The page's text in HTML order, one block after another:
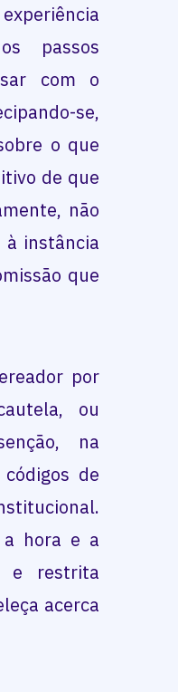
passos
com o
se,
o que
de que
não
instância
que
por
ou
na
de
hora e a
e restrita
acerca